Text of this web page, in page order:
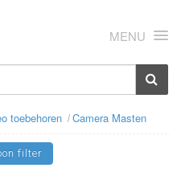
MENU
toebehoren Camera Masten
filter